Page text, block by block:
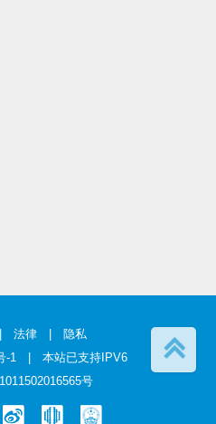
法律
隐私
-1| 本站已支持IPV6
号